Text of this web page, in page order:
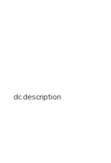
dc.description